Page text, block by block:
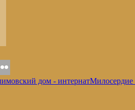
дом - интернатМилосердие